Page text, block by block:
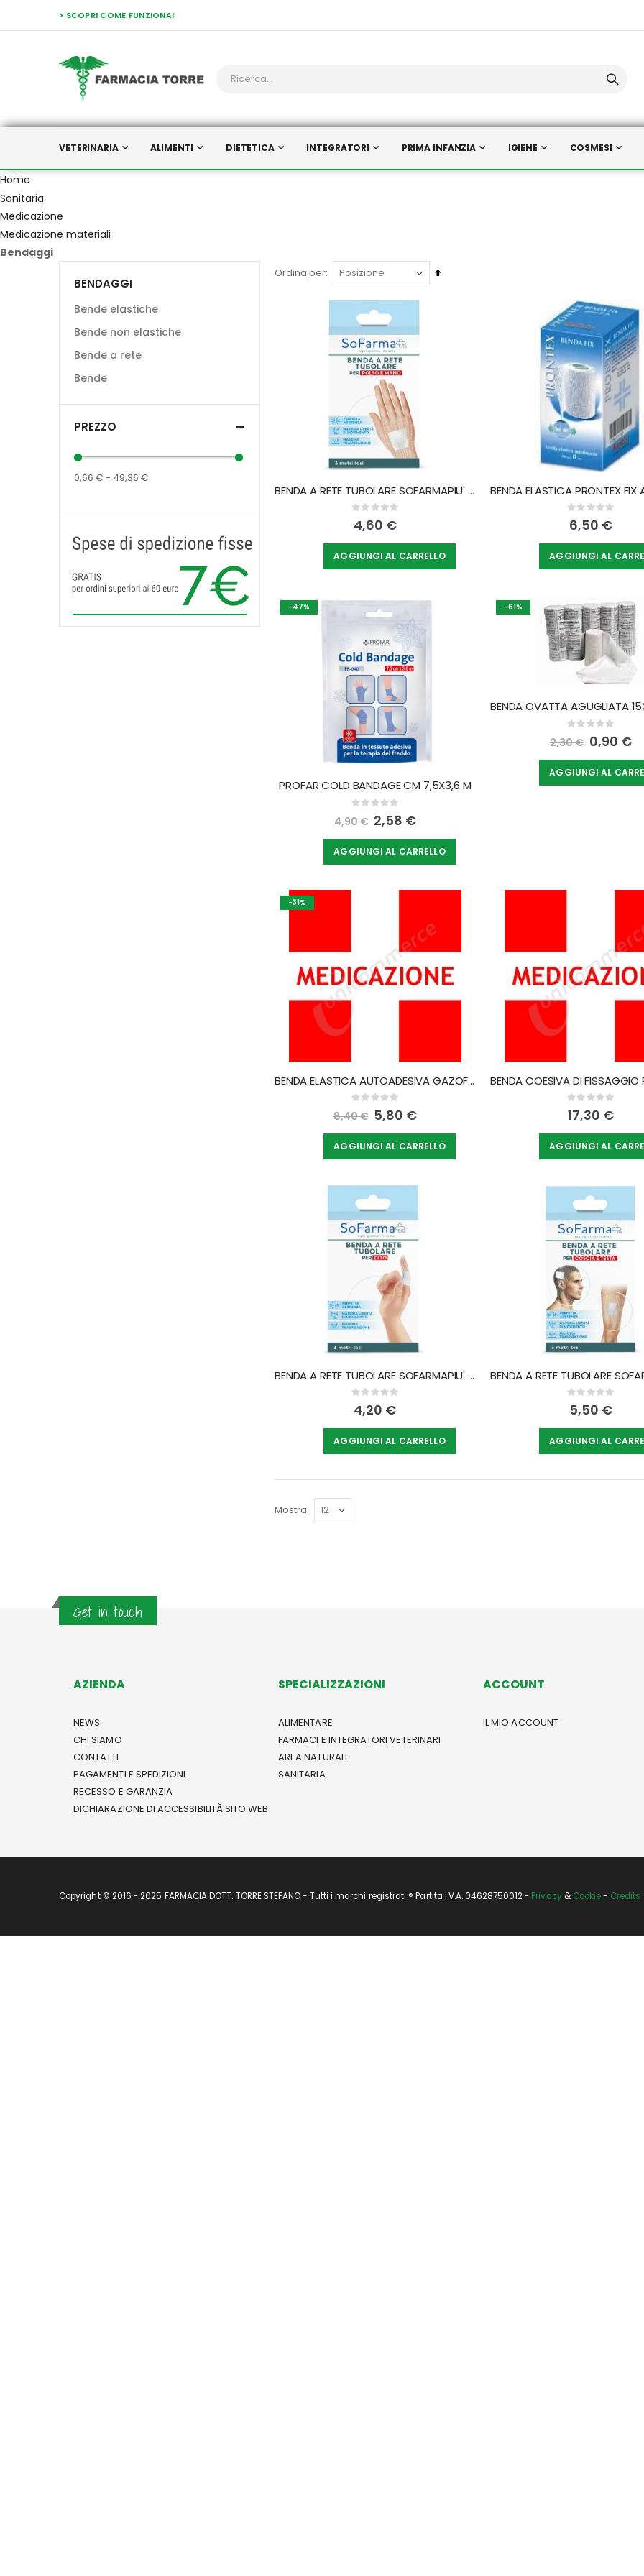
> SCOPRI COME FUNZIONA!
VETERINARIA ALIMENTI DIETETICA INTEGRATORI PRIMA INFANZIA IGIENE COSMESI
Home
Sanitaria
Medicazione
Medicazione materiali
Bendaggi
Ordina per
Imposta
BENDA A RETE TUBOLARE SOFARMAPIU' PER POLSO E MANO 3 METRI TESI
Rating:
0%
4,60 €
AGGIUNGI AL CARRELLO
Rating:
0%
6,50 €
AGGIUNGI AL
-47%
PROFAR COLD BANDAGE CM 7,5X3,6 M
Rating:
0%
4,90 € Special
Price
2,58 €
AGGIUNGI AL CARRELLO
-61%
Rating:
0%
2,30 € Special
Price
0,90 €
AGGIUNGI AL
-31%
BENDA ELASTICA AUTOADESIVA GAZOFIX 12X400 CM
Rating:
0%
8,40 € Special
Price
5,80 €
AGGIUNGI AL CARRELLO
Rating:
0%
17,30 €
AGGIUNGI AL
BENDA A RETE TUBOLARE SOFARMAPIU' PER DITA 3 METRI TESI
Rating:
0%
4,20 €
AGGIUNGI AL CARRELLO
Rating:
0%
5,50 €
AGGIUNGI AL
Mostra
BENDAGGI
Bende elastiche
Bende non elastiche
Bende a rete
Bende
PREZZO
0,66 € - 49,36 €
Get in touch
AZIENDA
NEWS
CHI SIAMO
CONTATTI
PAGAMENTI E SPEDIZIONI
RECESSO E GARANZIA
DICHIARAZIONE DI ACCESSIBILITÀ SITO WEB
SPECIALIZZAZIONI
ALIMENTARE
FARMACI E INTEGRATORI VETERINARI
AREA NATURALE
SANITARIA
ACCOUNT
IL MIO ACCOUNT
Copyright © 2016 - 2025 FARMACIA DOTT. TORRE STEFANO - Tutti i marchi registrati ® Partita I.V.A. 04628750012 - Privacy& Cookie- Credits